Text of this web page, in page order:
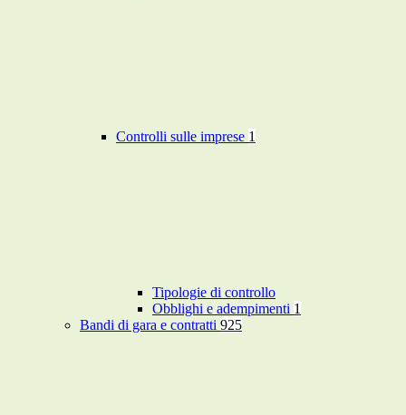
Controlli sulle imprese 1
Tipologie di controllo
Obblighi e adempimenti 1
Bandi di gara e contratti 925